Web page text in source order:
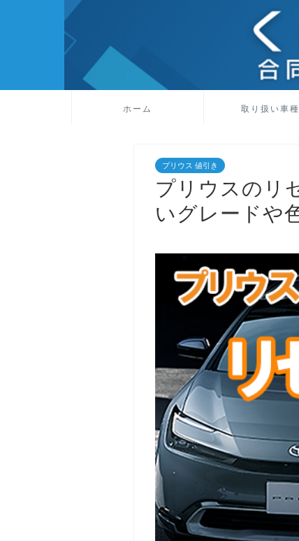
ホーム 取り扱い車種
プリウス 値引き
プリウスのリ
いグレードや